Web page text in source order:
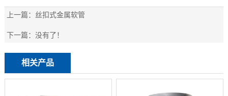
上一篇： 丝扣式金属软管
下一篇：没有了！
相关产品